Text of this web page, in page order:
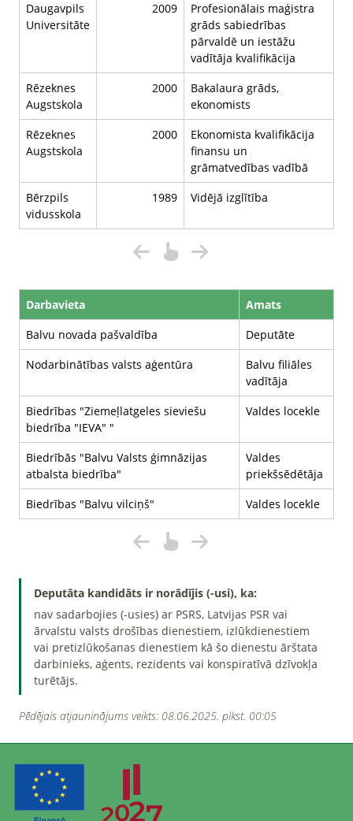
Daugavpils
Universitāte
2009
Profesionālais maģistra
grāds sabiedrības
pārvaldē un iestāžu
vadītāja kvalifikācija
Rēzeknes
Augstskola
2000
Bakalaura grāds,
ekonomists
Rēzeknes
Augstskola
2000
Ekonomista kvalifikācija
finansu un
grāmatvedības vadībā
Bērzpils
vidusskola
1989 Vidējā izglītība
Darbavieta
Amats
Balvu novada pašvaldība
Deputāte
Nodarbinātības valsts aģentūra
Balvu filiāles
vadītāja
Biedrības "Ziemeļlatgeles sieviešu
biedrība "IEVA" "
Valdes locekle
Biedrībās "Balvu Valsts ģimnāzijas
atbalsta biedrība"
Valdes
priekšsēdētāja
Biedrības "Balvu vilciņš"
Valdes locekle
Deputāta kandidāts ir norādījis (-usi), ka:
nav sadarbojies (-usies) ar PSRS, Latvijas PSR vai
ārvalstu valsts drošības dienestiem, izlūkdienestiem
vai pretizlūkošanas dienestiem kā šo dienestu ārštata
darbinieks, aģents, rezidents vai konspiratīvā dzīvokļa
turētājs.
Pēdējais atjauninājums veikts: 08.06.2025. plkst. 00:05